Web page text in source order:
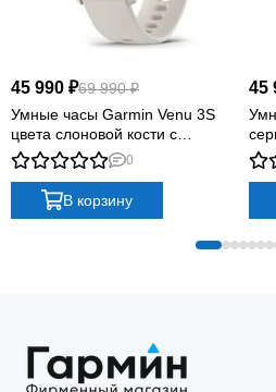
Venu 3 объединяет данные
энергии и тренировок, а
чёрный кожаный
сдержанный повседневный
динамик и микрофон
через
AMOLED
Яркий сенсорный экран
45 990 ₽69 990 ₽
Умные часы Garmin Venu 3S
цвета слоновой кости с
золотистым безелем
0
В корзину
45